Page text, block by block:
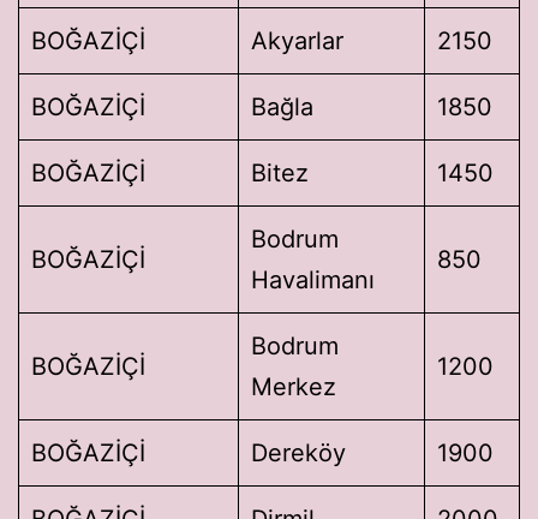
BOĞAZİÇİ Akyarlar 2150
BOĞAZİÇİ Bağla 1850
BOĞAZİÇİ Bitez 1450
BOĞAZİÇİ
Bodrum
Havalimanı
850
BOĞAZİÇİ
Bodrum
Merkez
1200
BOĞAZİÇİ Dereköy 1900